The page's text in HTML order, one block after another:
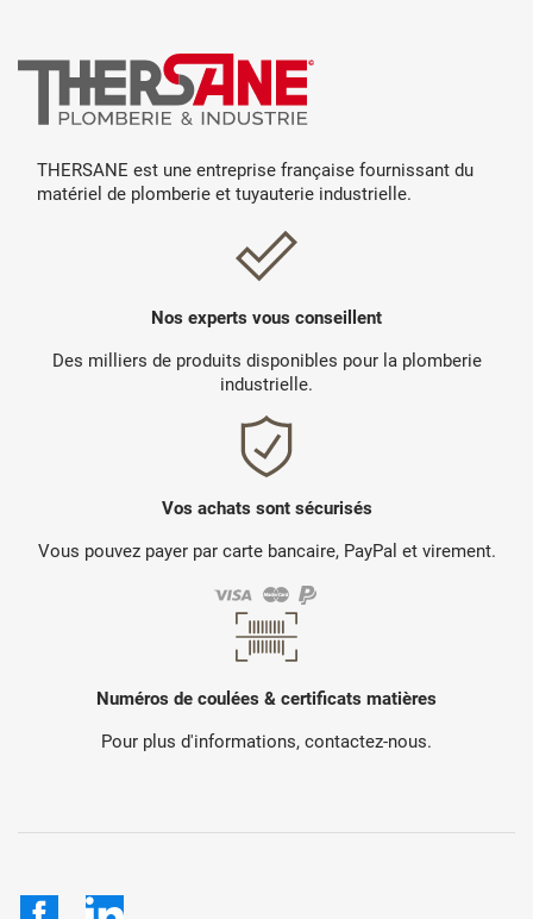
THERSANE est une entreprise française fournissant du
matériel de plomberie et tuyauterie industrielle.
Nos experts vous conseillent
Des milliers de produits disponibles pour la plomberie
industrielle.
Vos achats sont sécurisés
Vous pouvez payer par carte bancaire, PayPal et virement.
Numéros de coulées & certificats matières
Pour plus d'informations, contactez-nous.
FacebookLinkedIn